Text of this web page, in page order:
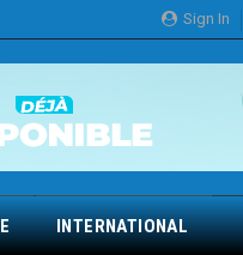
Sign In
INTERNATIONAL